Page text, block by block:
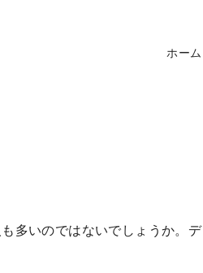
ホーム
多いのではないでしょうか。デ